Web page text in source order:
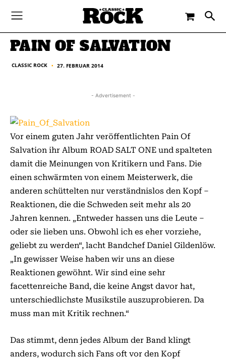
CLASSIC ROCK - 27. FEBRUAR 2014
PAIN OF SALVATION
CLASSIC ROCK ■ 27. FEBRUAR 2014
- Advertisement -
Vor einem guten Jahr veröffentlichten Pain Of
Salvation ihr Album ROAD SALT ONE und spalteten
damit die Meinungen von Kritikern und Fans. Die
einen schwärmten von einem Meisterwerk, die
anderen schüttelten nur verständnislos den Kopf –
Reaktionen, die die Schweden seit mehr als 20
Jahren kennen. „Entweder hassen uns die Leute –
oder sie lieben uns. Obwohl ich es eher vorziehe,
geliebt zu werden“, lacht Bandchef Daniel Gildenlöw.
„In gewisser Weise haben wir uns an diese
Reaktionen ge­­wöhnt. Wir sind eine sehr
facettenreiche Band, die keine Angst davor hat,
unterschiedlichste Musikstile auszuprobieren. Da
muss man mit Kritik rechnen.“
Das stimmt, denn jedes Album der Band klingt
anders, wodurch sich Fans oft vor den Kopf